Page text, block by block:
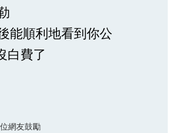
能順利地看到你公
白費了
網友鼓勵